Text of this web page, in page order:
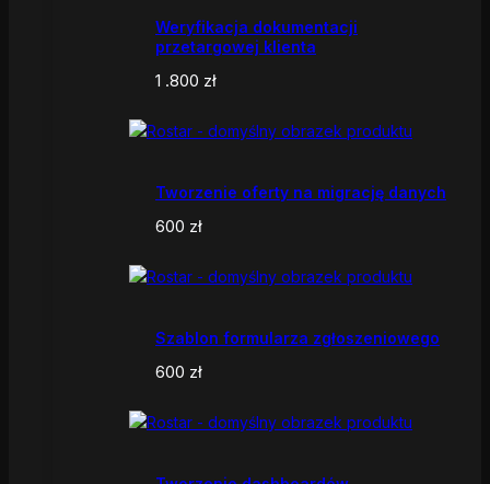
Weryfikacja dokumentacji
przetargowej klienta
1 .800 zł
Tworzenie oferty na migrację danych
600 zł
Szablon formularza zgłoszeniowego
600 zł